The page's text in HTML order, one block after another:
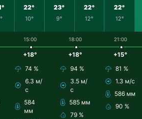
22°
10°
23°
9°
22°
12°
22°
12°
15:00
+18°
74 %
6.3 м/
с
584
мм
18:00
+18°
94 %
3.5 м/
с
585 мм
79 %
21:00
+15°
81 %
1.3 м/с
586 мм
90 %